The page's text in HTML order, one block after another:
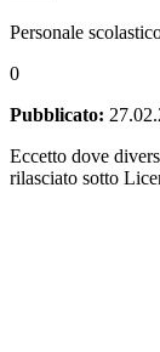
Personale
0
Pubblicato:
Eccetto dove
rilasciato sotto